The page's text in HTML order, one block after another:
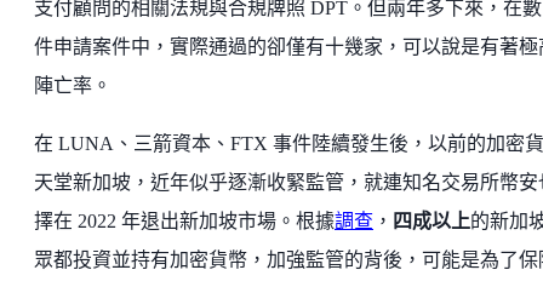
支付顧問的相關法規與合規牌照 DPT。但兩年多下來，在
件申請案件中，實際通過的卻僅有十幾家，可以說是有著極
陣亡率。
在 LUNA、三箭資本、FTX 事件陸續發生後，以前的加密
天堂新加坡，近年似乎逐漸收緊監管，就連知名交易所幣安
擇在 2022 年退出新加坡市場。根據調查 ， 四成以上的新加
眾都投資並持有加密貨幣，加強監管的背後，可能是為了保